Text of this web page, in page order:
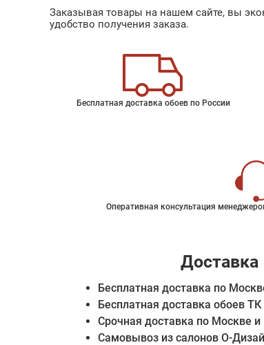
Заказывая товары на нашем сайте, вы
удобство получения заказа.
Бесплатная доставка обоев по России
Оперативная консультация
Доставка
Бесплатная доставка по
Бесплатная доставка обоев ТК
Срочная доставка по Москве
Самовывоз из салонов О-